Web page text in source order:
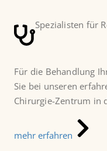
Spezialisten für
Für die Behandlung
Sie bei unseren
Chirurgie-Zentrum in
mehr erfahren